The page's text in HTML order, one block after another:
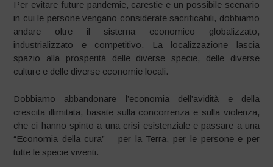
Per evitare future pandemie, carestie e un possibile scenario
in cui le persone vengano considerate sacrificabili, dobbiamo
andare oltre il sistema economico globalizzato,
industrializzato e competitivo. La localizzazione lascia
spazio alla prosperità delle diverse specie, delle diverse
culture e delle diverse economie locali.
Dobbiamo abbandonare l’economia dell’avidità e della
crescita illimitata, basate sulla concorrenza e sulla violenza,
che ci hanno spinto a una crisi esistenziale e passare a una
“Economia della cura” – per la Terra, per le persone e per
tutte le specie viventi.